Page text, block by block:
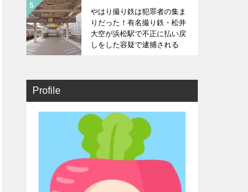
やはり撮り鉄は犯罪者の集ま
りだった！有名撮り鉄・松井
大空が浜松駅で不正に払い戻
しをした容疑で逮捕される
Profile